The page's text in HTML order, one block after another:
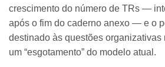
crescimento do número de TRs —
após o fim do caderno anexo — e o
destinado às questões organizativas
um “esgotamento” do modelo atual.